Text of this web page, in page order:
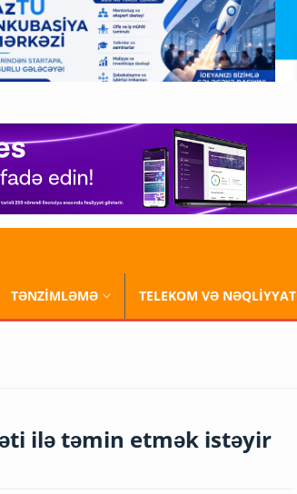
TƏNZİMLƏMƏ TELEKOM VƏ NƏQLİYYAT
ilə təmin etmək istəyir